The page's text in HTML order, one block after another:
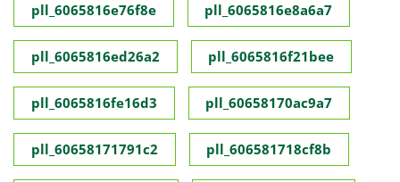
pll_6065816e76f8e pll_6065816e8a6a7
pll_6065816ed26a2 pll_6065816f21bee
pll_6065816fe16d3 pll_60658170ac9a7
pll_60658171791c2 pll_606581718cf8b